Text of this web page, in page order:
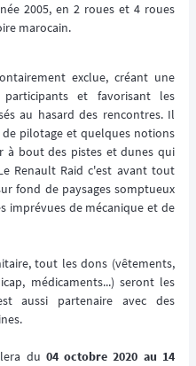
2005, en 2 roues et 4 roues
marocain.
exclue, créant une
et favorisant les
au hasard des rencontres. Il
pilotage et quelques notions
à bout des pistes et dunes qui
Renault Raid c'est avant tout
fond de paysages somptueux
imprévues de mécanique et de
tout les dons (vêtements,
médicaments...) seront les
aussi partenaire avec des
du 04 octobre 2020 au 14